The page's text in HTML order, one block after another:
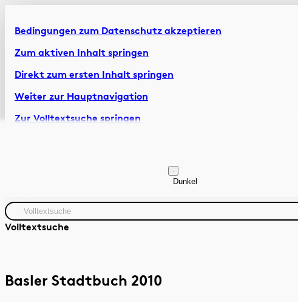
Bedingungen zum Datenschutz akzeptieren
Zum aktiven Inhalt springen
Direkt zum ersten Inhalt springen
Weiter zur Hauptnavigation
Zur Volltextsuche springen
Dunkel
Volltextsuche
Basler Stadtbuch 2010